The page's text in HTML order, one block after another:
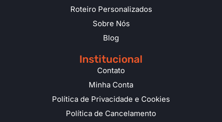
Roteiro Personalizados
Sobre Nós
Blog
Institucional
Contato
Minha Conta
Política de Privacidade e Cookies
Política de Cancelamento